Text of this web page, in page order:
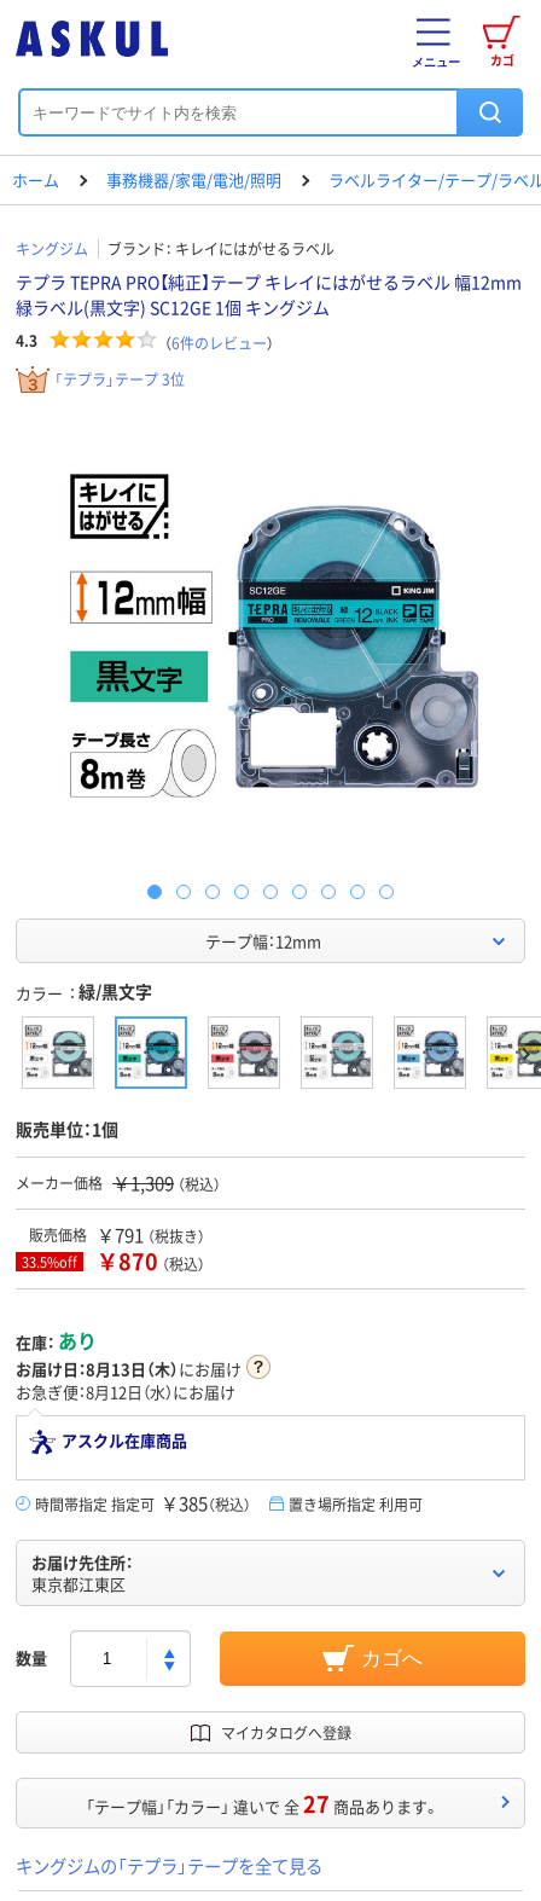
カゴ
メニュー
ホーム 事務機器/家電/電池/照明 ラベルライター/テープ/ラベ
キングジム ブランド： キレイにはがせるラベル
テプラ TEPRA PRO【純正】テープ キレイにはがせるラベル 幅12mm
緑ラベル(黒文字) SC12GE 1個 キングジム
4.3 （6件のレビュー）
「テプラ」テープ 3位
テープ幅：12mm
カラー 緑/黒文字
販売単位：1個
メーカー価格 ￥1,309 （税込）
販売価格 ￥791 （税抜き）
33.5%off ￥870 （税込）
在庫： あり
お届け日：8月13日（木）にお届け
お急ぎ便：8月12日（水）にお届け
アスクル在庫商品
時間帯指定 指定可 ￥385（税込） 置き場所指定 利用可
お届け先住所：
東京都江東区
数量 カゴへ
マイカタログへ登録
「テープ幅」「カラー」 違いで 全27 商品あります。
キングジムの「テプラ」テープを全て見る